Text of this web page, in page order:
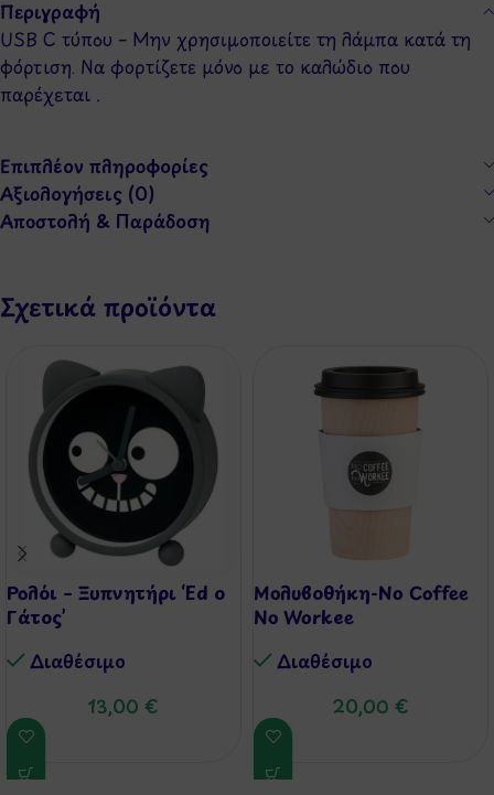
Περιγραφή
USB C τύπου – Μην χρησιμοποιείτε τη λάμπα κατά τη
φόρτιση. Να φορτίζετε μόνο με το καλώδιο που
παρέχεται .
Επιπλέον πληροφορίες
Αξιολογήσεις (0)
Αποστολή & Παράδοση
Σχετικά προϊόντα
Ρολόι – Ξυπνητήρι ‘Ed ο
Γάτος’
Διαθέσιμo
13,00 €
Μολυβοθήκη-No Coffee
No Workee
Διαθέσιμo
20,00 €